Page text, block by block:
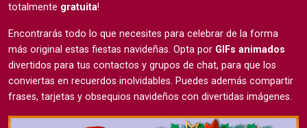
totalmente gratuita!
Encontrarás todo lo que necesites para celebrar de la forma
más original estas fiestas navideñas. Opta por GIFs animados
divertidos para tus contactos y grupos de chat, para que los
conviertas en recuerdos inolvidables. Puedes además compartir
frases, tarjetas y obsequios navideños con divertidas imágenes.